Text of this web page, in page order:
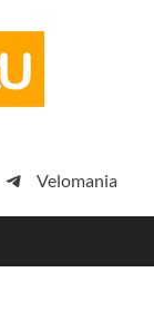
просто
Velomania